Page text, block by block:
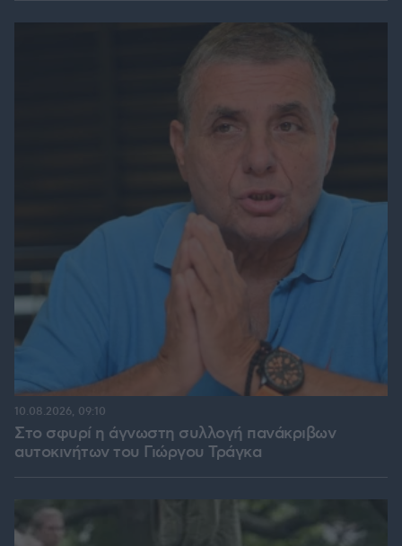
Στο σφυρί η άγνωστη συλλογή πανάκριβων
αυτοκινήτων του Γιώργου Τράγκα
10.08.2026, 09:10